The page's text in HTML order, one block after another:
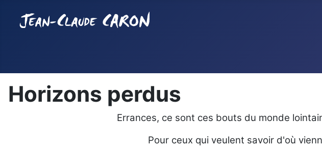
Horizons perdus
Errances, ce sont ces bouts du monde
Pour ceux qui veulent savoir d'où